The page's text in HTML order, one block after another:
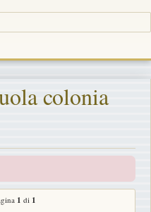
colonia
1 di 1